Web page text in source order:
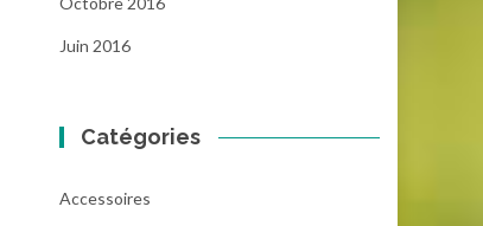
Juin 2016
Catégories
Accessoires